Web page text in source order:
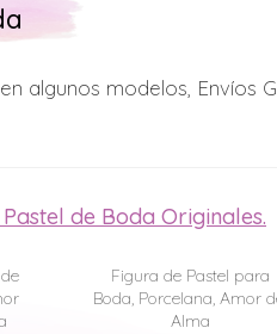
algunos modelos, Envíos
de Boda Originales.
Figura de Pastel para
Boda, Porcelana, Amor
Alma